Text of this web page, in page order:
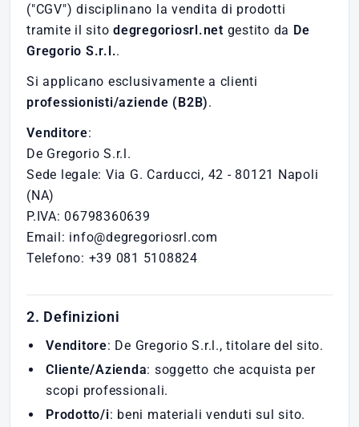
("CGV") disciplinano la vendita di prodotti
tramite il sito degregoriosrl.net gestito da De
Gregorio S.r.l..
Si applicano esclusivamente a clienti
professionisti/aziende (B2B).
Venditore:
De Gregorio S.r.l.
Sede legale: Via G. Carducci, 42 - 80121 Napoli
(NA)
P.IVA: 06798360639
Email: info@degregoriosrl.com
Telefono: +39 081 5108824
2. Definizioni
Venditore: De Gregorio S.r.l., titolare del sito.
Cliente/Azienda: soggetto che acquista per
scopi professionali.
Prodotto/i: beni materiali venduti sul sito.